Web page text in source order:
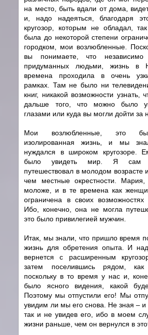
на место, быть вдали от дома,
и, надо надеяться, благодаря
кругозор, которым не обладал,
была до некоторой степени
городком, мои возлюбленные.
вы понимаете, что независимо
придуманных людьми, жизнь в
времена проходила в очень
рамках. Там не было ни
книг, никакой возможности узнать,
дальше того, что можно было
глазами или куда вы могли дойти за
Мои возлюбленные, это
изолированная жизнь, и мы
нуждался в широком кругозоре.
было увидеть мир. Я сам
путешествовал в молодом возрасте
чем местные окрестности.
моложе, и в те времена как
ограничена в своих возможностях
Ибо, конечно, она не могла
это было привилегией мужчин.
Итак, мы знали, что пришло время
жизнь для обретения опыта. И
вернется с расширенным
затем поселившись рядом,
поскольку в то время у нас и,
было ясного видения, какой
Поэтому мы отпустили его! Мы
увидим ли мы его снова. Не зная –
так и не увидев его, ибо в моем
жизни раньше, чем он вернулся в